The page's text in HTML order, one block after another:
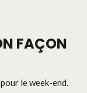
FAÇON
le week-end.